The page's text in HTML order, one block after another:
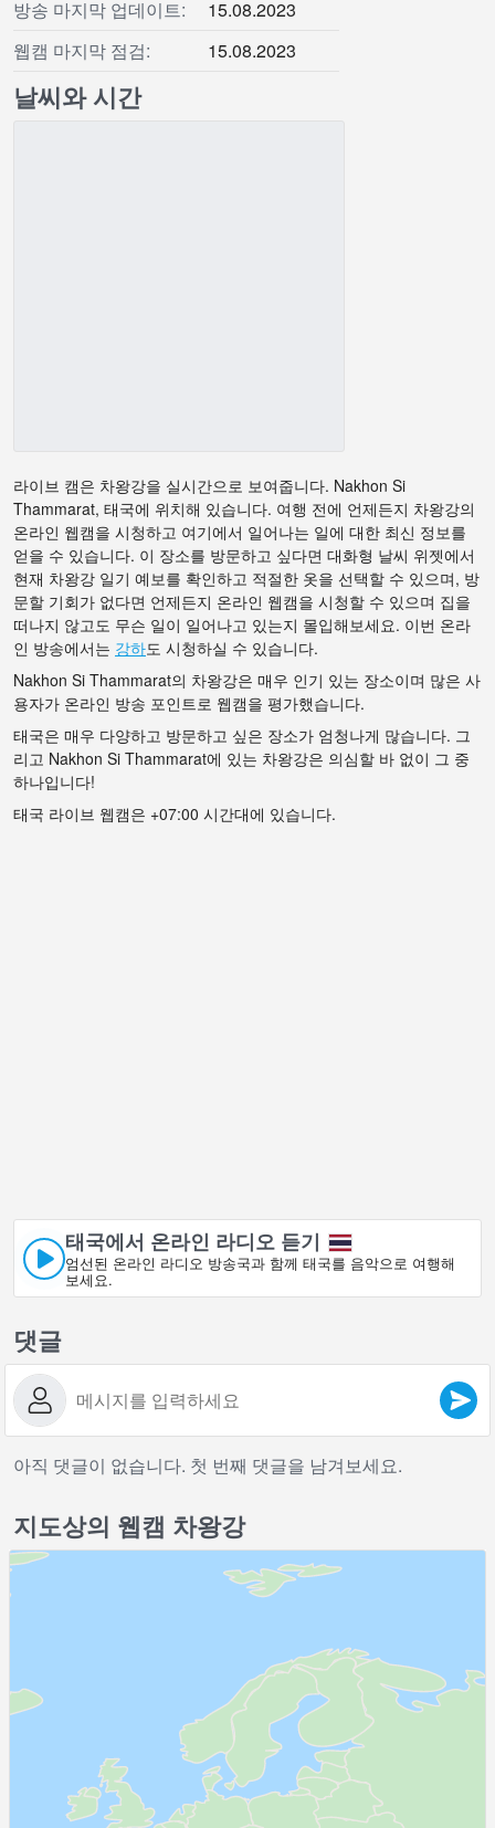
방송 마지막 업데이트:
15.08.2023
웹캠 마지막 점검:
15.08.2023
날씨와 시간
라이브 캠은 차왕강을 실시간으로 보여줍니다. Nakhon Si
Thammarat, 태국에 위치해 있습니다. 여행 전에 언제든지 차왕강의
온라인 웹캠을 시청하고 여기에서 일어나는 일에 대한 최신 정보를
얻을 수 있습니다. 이 장소를 방문하고 싶다면 대화형 날씨 위젯에서
현재 차왕강 일기 예보를 확인하고 적절한 옷을 선택할 수 있으며, 방
문할 기회가 없다면 언제든지 온라인 웹캠을 시청할 수 있으며 집을
떠나지 않고도 무슨 일이 일어나고 있는지 몰입해보세요. 이번 온라
인 방송에서는 강하도 시청하실 수 있습니다.
Nakhon Si Thammarat의 차왕강은 매우 인기 있는 장소이며 많은 사
용자가 온라인 방송 포인트로 웹캠을 평가했습니다.
태국은 매우 다양하고 방문하고 싶은 장소가 엄청나게 많습니다. 그
리고 Nakhon Si Thammarat에 있는 차왕강은 의심할 바 없이 그 중
하나입니다!
태국 라이브 웹캠은 +07:00 시간대에 있습니다.
태국에서 온라인 라디오 듣기
엄선된 온라인 라디오 방송국과 함께 태국를 음악으로 여행해
보세요.
댓글
아직 댓글이 없습니다. 첫 번째 댓글을 남겨보세요.
지도상의 웹캠 차왕강